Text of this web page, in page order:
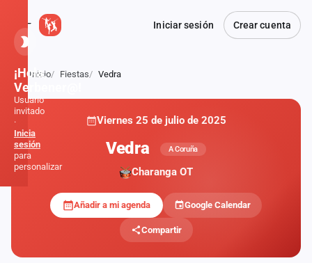
Iniciar sesión Crear cuenta
Atrás
Inicio Fiestas Vedra
Viernes 25 de julio de 2025
Vedra A Coruña
Charanga OT
Añadir a mi agenda Google Calendar
Compartir
¡Hola,
Verbener@!
Usuario
invitado
·
Inicia
sesión
para
personalizar